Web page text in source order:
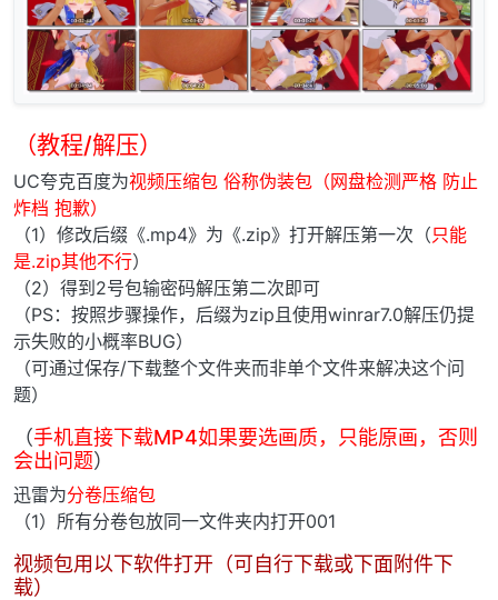
（教程/解压）
UC夸克百度为视频压缩包 俗称伪装包（网盘检测严格 防止
炸档 抱歉）
（1）修改后缀《.mp4》为《.zip》打开解压第一次（只能
是.zip其他不行）
（2）得到2号包输密码解压第二次即可
（PS：按照步骤操作，后缀为zip且使用winrar7.0解压仍提
示失败的小概率BUG）
（可通过保存/下载整个文件夹而非单个文件来解决这个问
题）
（手机直接下载MP4如果要选画质，只能原画，否则
会出问题）
迅雷为分卷压缩包
（1）所有分卷包放同一文件夹内打开001
视频包用以下软件打开（可自行下载或下面附件下
载）